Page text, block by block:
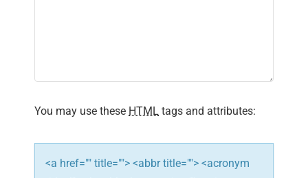
n
You may use these HTML tags and attributes:
<a href="" title=""> <abbr title=""> <acronym